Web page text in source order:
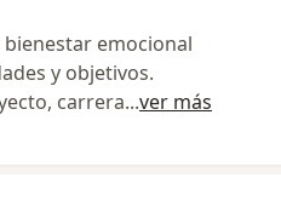
emocional
y objetivos.
carrera...ver más